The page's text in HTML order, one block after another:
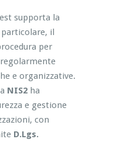
supporta la
il
per
e organizzative.
NIS2ha
e gestione
con
D.Lgs.